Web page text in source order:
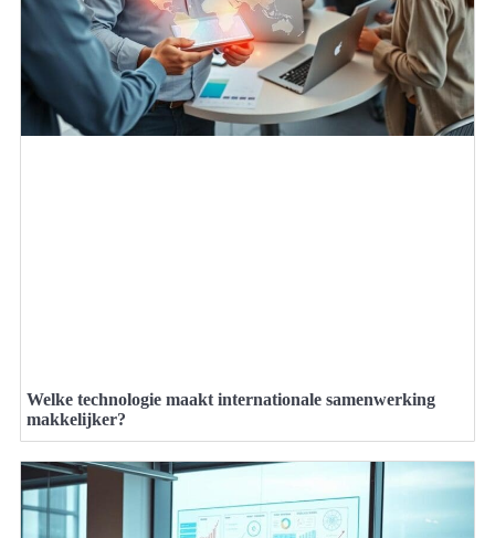
Welke technologie maakt internationale samenwerking
makkelijker?